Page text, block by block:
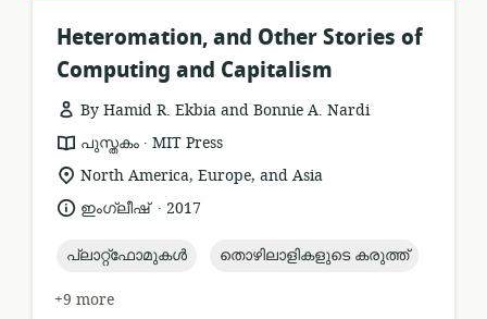
Heteromation, and Other Stories of
Computing and Capitalism
By Hamid R. Ekbia and Bonnie A. Nardi
resource
format:
പുസ്തകം .
publisher:
MIT Press
location
relevance:
North America, Europe, and Asia
language:
ഇംഗ്ലീഷ് .
date2017
topic:
പ്ലാറ്റ്ഫോമുകൾ topic:
തൊഴിലാളികളുടെ കരുത്ത്
+9 more